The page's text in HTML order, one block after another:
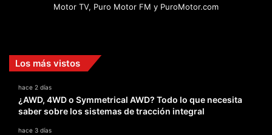
Motor TV, Puro Motor FM y PuroMotor.com
Los más vistos
hace 2 días
¿AWD, 4WD o Symmetrical AWD? Todo lo que necesita
saber sobre los sistemas de tracción integral
hace 3 días